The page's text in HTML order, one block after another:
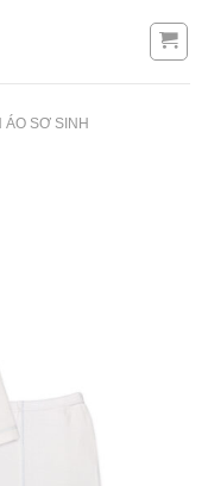
ÁO SƠ SINH